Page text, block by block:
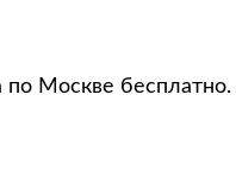
Москве бесплатно.